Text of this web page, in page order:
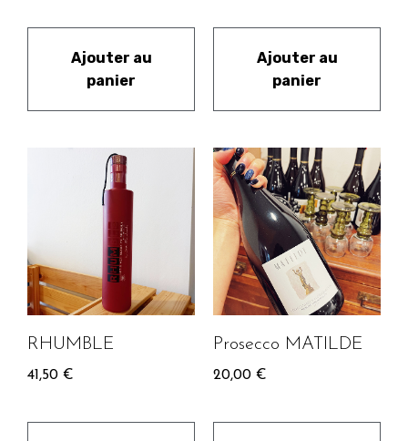
Ajouter au
panier
Ajouter au
panier
RHUMBLE
41,50 €
Prosecco MATILDE
20,00 €